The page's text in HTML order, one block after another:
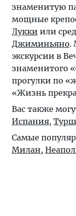
знаменитую
мощные
Лукки или
Джиминьяно.
экскурсии в
знаменитого
прогулки по
«Жизнь
Вас также
Испания,
Самые
Милан,